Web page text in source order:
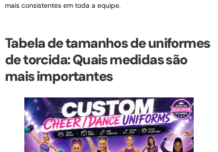
mais consistentes em toda a equipe.
Tabela de tamanhos de uniformes
de torcida: Quais medidas são
mais importantes